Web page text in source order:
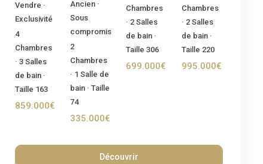
Vendre ·
Exclusivité
4
Chambres
· 3Salles
de bain ·
Taille 163
859.000€
Ancien ·
Sous
compromis
2
Chambres
· 1 Salle de
bain · Taille
74
335.000€
Chambres
· 2 Salles
de bain ·
Taille306
699.000€
Chambres
· 2 Salles
de bain ·
Taille 220
995.000€
Découvrir